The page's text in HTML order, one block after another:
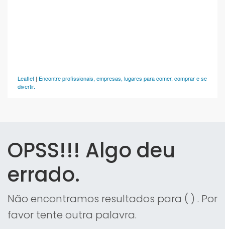
OPSS!!! Algo deu
errado.
Não encontramos resultados para ( ) . Por
favor tente outra palavra.
Leaflet | Encontre profissionais, empresas, lugares para comer, comprar e se
divertir.